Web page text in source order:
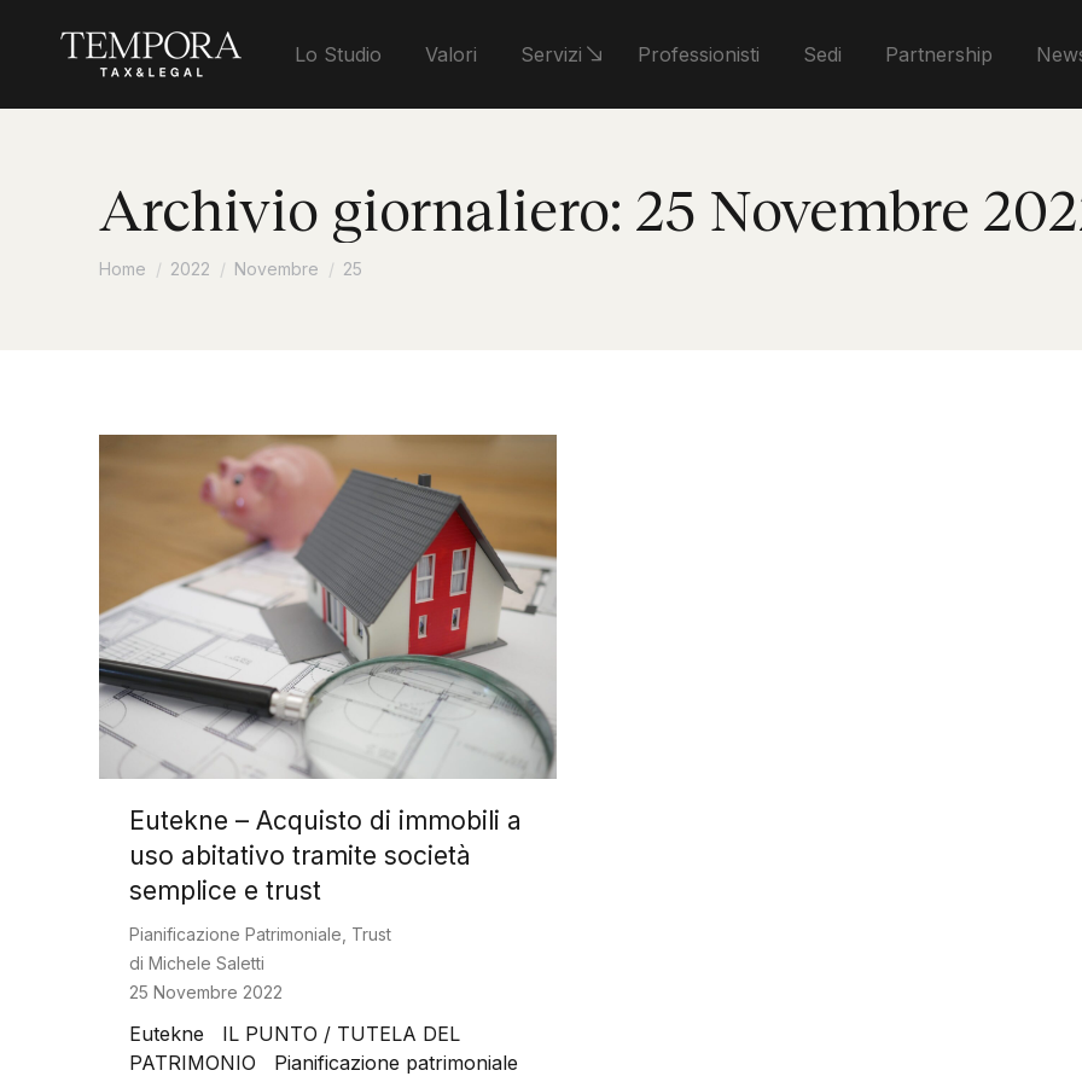
Lo Studio Valori Servizi Professionisti Sedi Partnership
Archivio giornaliero: 25 Novembre
Tu sei qui:
Home 2022 Novembre 25
Eutekne – Acquisto di immobili a
uso abitativo tramite società
semplice e trust
Pianificazione Patrimoniale Trust
di Michele Saletti
25 Novembre 2022
Eutekne IL PUNTO / TUTELA DEL
PATRIMONIO Pianificazione patrimoniale